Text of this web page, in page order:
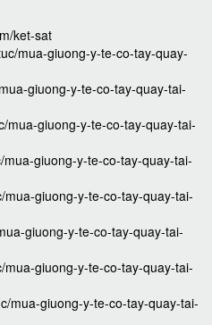
ket-sat
mua-giuong-y-te-co-tay-quay-
giuong-y-te-co-tay-quay-tai-
mua-giuong-y-te-co-tay-quay-tai-
giuong-y-te-co-tay-quay-tai-
giuong-y-te-co-tay-quay-tai-
giuong-y-te-co-tay-quay-tai-
giuong-y-te-co-tay-quay-tai-
mua-giuong-y-te-co-tay-quay-tai-